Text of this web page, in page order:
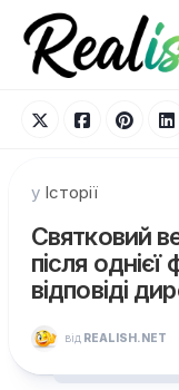
Перейти
вмісту
у Історії
Святковий
після однієї
відповіді
від REALISH.NET